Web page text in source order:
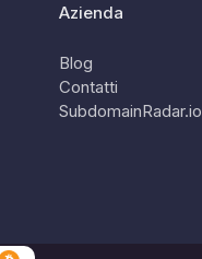
Azienda
Blog
Contatti
SubdomainRadar.io